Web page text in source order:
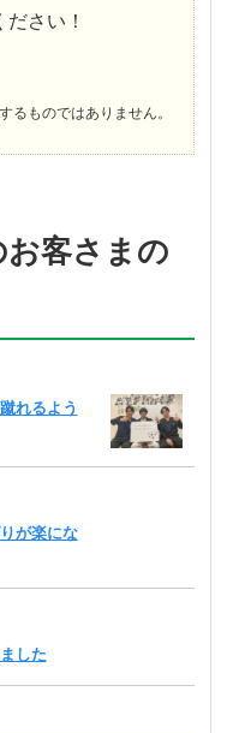
さい！
ものではありません。
お客さまの
れるよう
が楽にな
した